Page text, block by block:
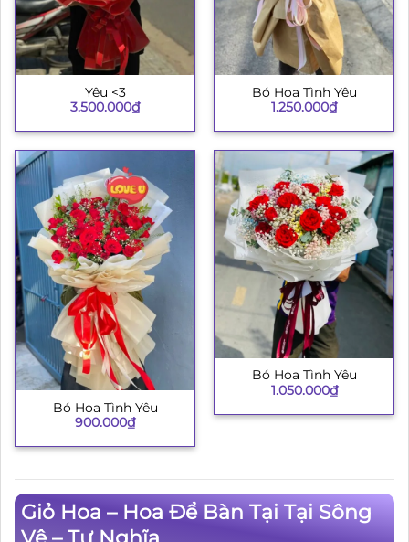
Yêu <3
3.500.000₫
Bó Hoa Tình Yêu
1.250.000₫
Bó Hoa Tình Yêu
900.000₫
Bó Hoa Tình Yêu
1.050.000₫
Giỏ Hoa – Hoa Để Bàn Tại Tại Sông